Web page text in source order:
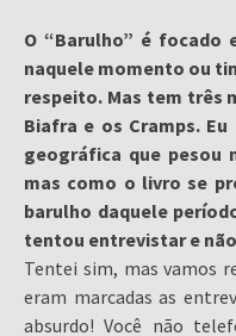
O “Barulho” é focado
naquele momento ou
respeito. Mas tem três
Biafra e os Cramps.
geográfica que pesou
mas como o livro se
barulho daquele
tentou entrevistar e
Tentei sim, mas vamos
eram marcadas as
absurdo! Você não